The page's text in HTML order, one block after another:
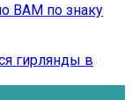
ВАМ по знаку
гирлянды в